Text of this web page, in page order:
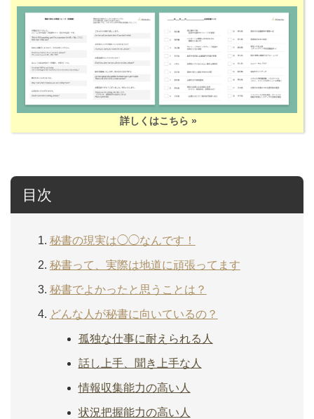
詳しくはこちら »
目次
秘書の現実は◯◯なんです！
秘書って、実際は地道に頑張ってます
秘書でよかったと思うことは？
どんな人が秘書に向いているの？
孤独な仕事に耐えられる人
話し上手、聞き上手な人
情報収集能力の高い人
状況把握能力の高い人